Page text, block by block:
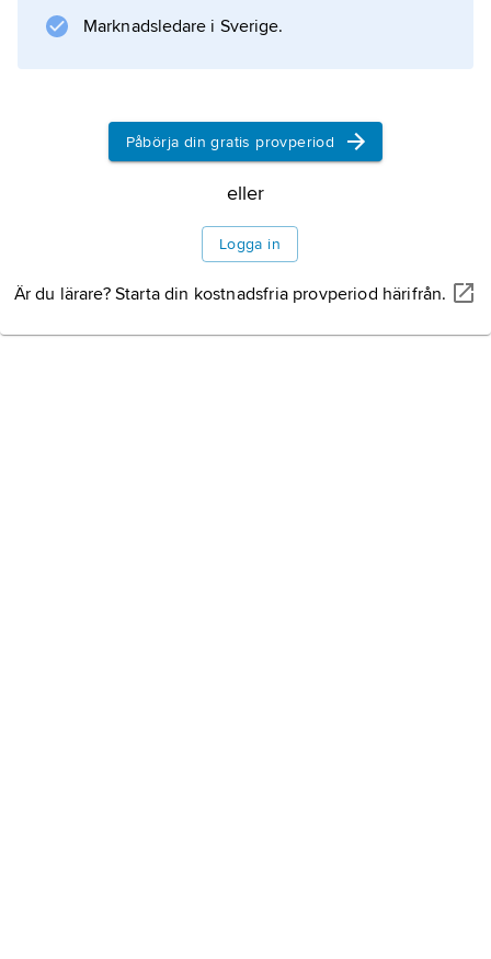
Correspondances
(1969), har G. sökt förena element från olika
Information om artikeln
Marknadsledare i Sverige.
Påbörja din gratis provperiod
eller
Logga in
Är du lärare? Starta din kostnadsfria provperiod härifrån.